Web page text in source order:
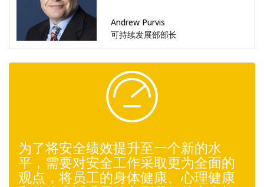
Andrew Purvis
可持续发展部部长
为了将安全绩效提升至一个新的水
平，需要对安全工作采取更为全面的
观点，将员工的身体健康、心理健康